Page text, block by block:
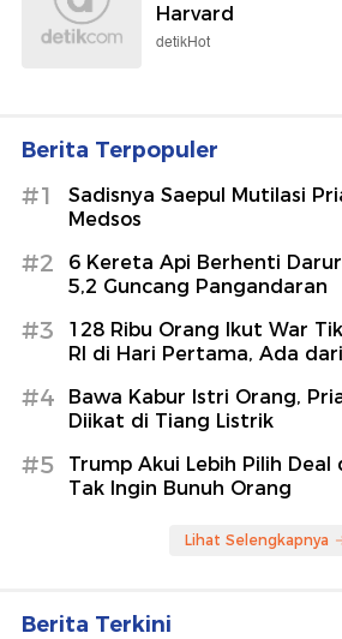
Harvard
detikHot
Berita Terpopuler
#1
Sadisnya Saepul Mutilasi
Medsos
#2
6 Kereta Api Berhenti
5,2 Guncang Pangandaran
#3
128 Ribu Orang Ikut War
RI di Hari Pertama, Ada
#4
Bawa Kabur Istri Orang,
Diikat di Tiang Listrik
#5
Trump Akui Lebih Pilih Deal
Tak Ingin Bunuh Orang
Lihat Selengkapnya
Berita Terkini